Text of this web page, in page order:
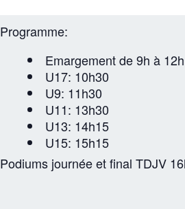
Programme:
Emargement de 9h à 12h
U17: 10h30
U9: 11h30
U11: 13h30
U13: 14h15
U15: 15h15
Podiums journée et final TDJV